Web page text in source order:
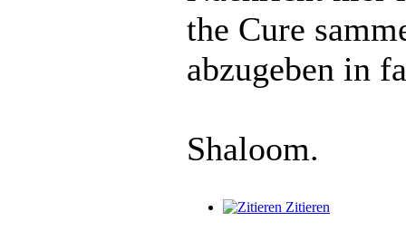
the Cure
abzugeben in
Shaloom.
Zitieren